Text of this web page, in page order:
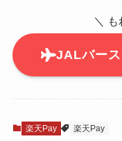
＼
JALバー
楽天Pay 楽天Pay